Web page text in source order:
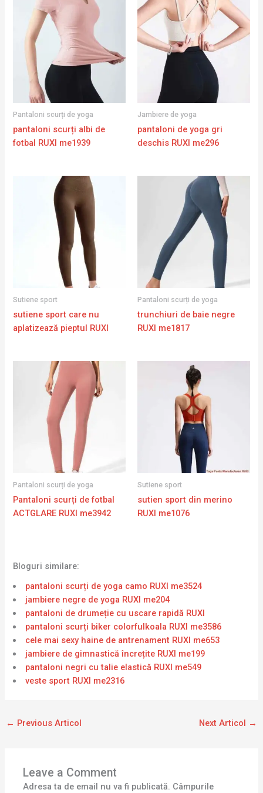
Pantaloni scurți de yoga
pantaloni scurți albi de
fotbal RUXI me1939
Jambiere de yoga
pantaloni de yoga gri
deschis RUXI me296
Sutiene sport
sutiene sport care nu
aplatizează pieptul RUXI
Pantaloni scurți de yoga
trunchiuri de baie negre
RUXI me1817
Pantaloni scurți de yoga
Pantaloni scurți de fotbal
ACTGLARE RUXI me3942
Sutiene sport
sutien sport din merino
RUXI me1076
Bloguri similare:
pantaloni scurți de yoga camo RUXI me3524
jambiere negre de yoga RUXI me204
pantaloni de drumeție cu uscare rapidă RUXI
pantaloni scurți biker colorfulkoala RUXI me3586
cele mai sexy haine de antrenament RUXI me653
jambiere de gimnastică încrețite RUXI me199
pantaloni negri cu talie elastică RUXI me549
veste sport RUXI me2316
← Previous Articol Next Articol →
Leave a Comment
Adresa ta de email nu va fi publicată. Câmpurile